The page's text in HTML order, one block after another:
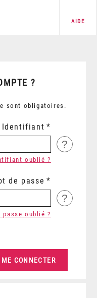
AIDE
?
sont obligatoires.
Identifiant
?
oublié ?
de passe
?
passe oublié ?